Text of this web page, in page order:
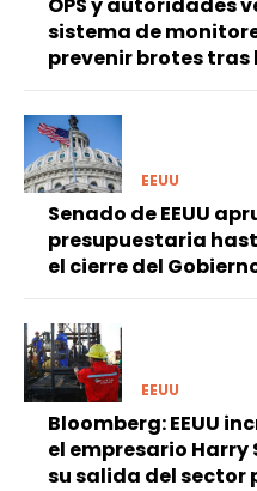
sistema de
prevenir brotes tras
EEUU
Senado de EEUU
presupuestaria
el cierre del
EEUU
Bloomberg: EEUU
el empresario
su salida del sector